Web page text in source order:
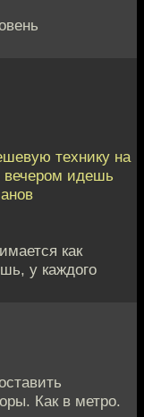
технику на
вечером идешь
как
у каждого
Как в метро.